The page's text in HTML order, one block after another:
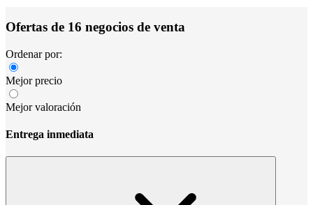
Ofertas de 16 negocios de venta
Ordenar por:
Mejor precio
Mejor valoración
Entrega inmediata